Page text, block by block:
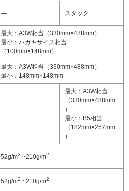
― スタック
最大：A3W相当（330mm×488mm）
最小：ハガキサイズ相当
（100mm×148mm）
最大：A3W相当（330mm×488mm）
最小：148mm×148mm
―
最大：A3W相当
（330mm×488mm
）
最小：B5相当
（182mm×257mm
）
52g/m2 ~210g/m2
52g/m2 ~210g/m2